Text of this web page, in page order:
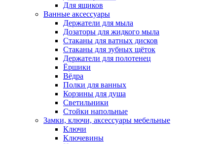
Для ящиков
Ванные аксессуары
Держатели для мыла
Дозаторы для жидкого мыла
Стаканы для ватных дисков
Стаканы для зубных щёток
Держатели для полотенец
Ёршики
Вёдра
Полки для ванных
Корзины для душа
Светильники
Стойки напольные
Замки, ключи, аксессуары мебельные
Ключи
Ключевины